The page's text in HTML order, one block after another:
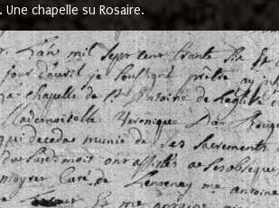
Une chapelle su Rosaire.